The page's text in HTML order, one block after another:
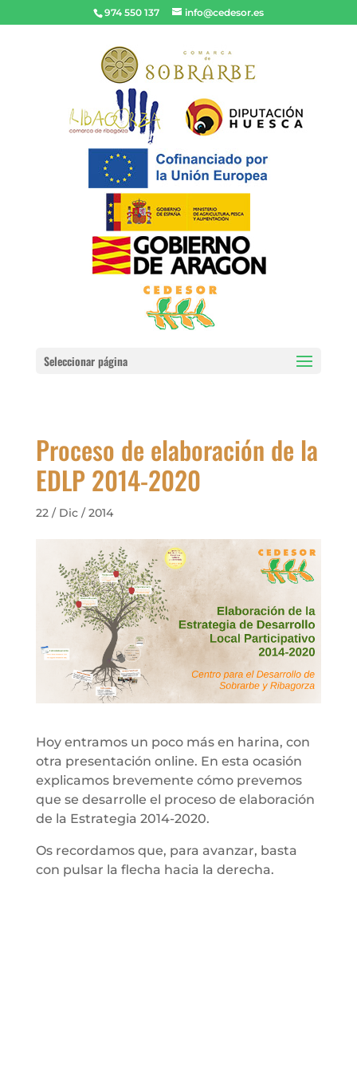
974 550 137 info@cedesor.es
Seleccionar página
Proceso de elaboración de la
EDLP 2014-2020
22 / Dic / 2014
Hoy entramos un poco más en harina, con
otra presentación online. En esta ocasión
explicamos brevemente cómo prevemos
que se desarrolle el proceso de elaboración
de la Estrategia 2014-2020.
Os recordamos que, para avanzar, basta
con pulsar la flecha hacia la derecha.